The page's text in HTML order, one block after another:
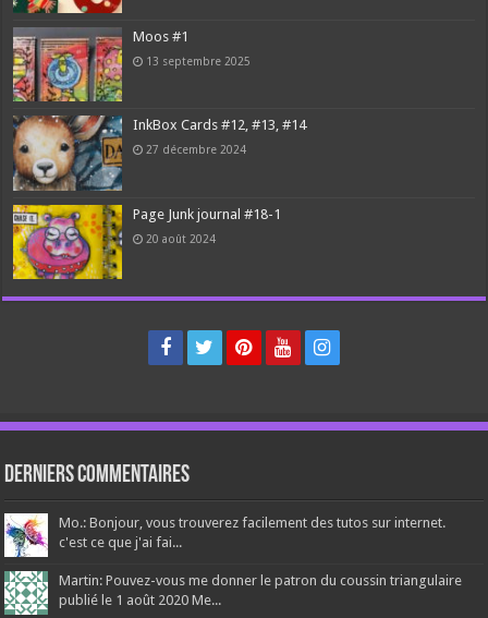
Moos #1
13 septembre 2025
InkBox Cards #12, #13, #14
27 décembre 2024
Page Junk journal #18-1
20 août 2024
Derniers Commentaires
Mo.: Bonjour, vous trouverez facilement des tutos sur internet.
c'est ce que j'ai fai...
Martin: Pouvez-vous me donner le patron du coussin triangulaire
publié le 1 août 2020 Me...